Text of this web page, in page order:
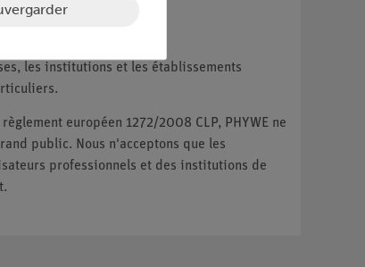
les institutions et les établissements
européen 1272/2008 CLP, PHYWE ne
public. Nous n'acceptons que les
professionnels et des institutions de